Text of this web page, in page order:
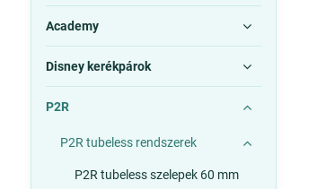
Academy
Disney kerékpárok
P2R
P2R tubeless rendszerek
P2R tubeless szelepek 60 mm